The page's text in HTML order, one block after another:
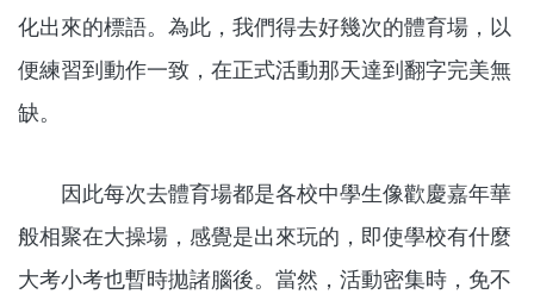
化出來的標語。為此，我們得去好幾次的體育場，以
便練習到動作一致，在正式活動那天達到翻字完美無
缺。
因此每次去體育場都是各校中學生像歡慶嘉年華
般相聚在大操場，感覺是出來玩的，即使學校有什麼
大考小考也暫時拋諸腦後。當然，活動密集時，免不